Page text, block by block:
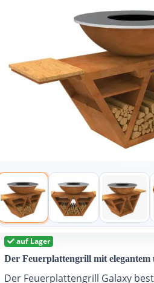
auf Lager
Der Feuerplattengrill mit
Der Feuerplattengrill Galaxy